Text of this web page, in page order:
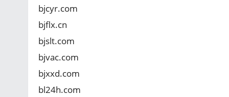
bjcyr.com
bjflx.cn
bjslt.com
bjvac.com
bjxxd.com
bl24h.com